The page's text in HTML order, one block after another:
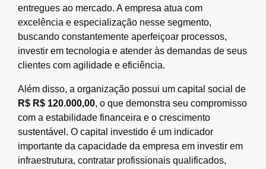
entregues ao mercado. A empresa atua com
excelência e especialização nesse segmento,
buscando constantemente aperfeiçoar processos,
investir em tecnologia e atender às demandas de seus
clientes com agilidade e eficiência.
Além disso, a organização possui um capital social de
R$ R$ 120.000,00, o que demonstra seu compromisso
com a estabilidade financeira e o crescimento
sustentável. O capital investido é um indicador
importante da capacidade da empresa em investir em
infraestrutura, contratar profissionais qualificados,